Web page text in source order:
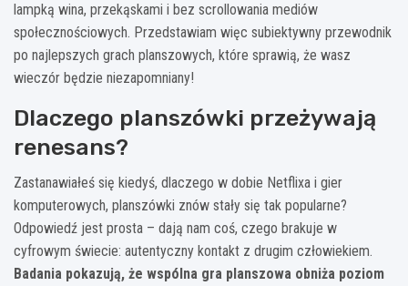
lampką wina, przekąskami i bez scrollowania mediów
społecznościowych. Przedstawiam więc subiektywny przewodnik
po najlepszych grach planszowych, które sprawią, że wasz
wieczór będzie niezapomniany!
Dlaczego planszówki przeżywają
renesans?
Zastanawiałeś się kiedyś, dlaczego w dobie Netflixa i gier
komputerowych, planszówki znów stały się tak popularne?
Odpowiedź jest prosta – dają nam coś, czego brakuje w
cyfrowym świecie: autentyczny kontakt z drugim człowiekiem.
Badania pokazują, że wspólna gra planszowa obniża poziom